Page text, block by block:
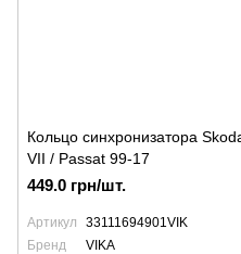
Кольцо синхронизатора
VII / Passat 99-17
449.0 грн/шт.
Артикул
33111694901VIK
Бренд
VIKA